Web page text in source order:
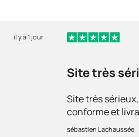
il y a 1 jour
Site très
Site très
conforme et
recommande
sébastien Lachaussée